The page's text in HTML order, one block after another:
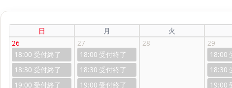
日 月 火
26
18:00
18:30
19:00
27
18:00
18:30
19:00
28
29
18:00
18:30
19:00